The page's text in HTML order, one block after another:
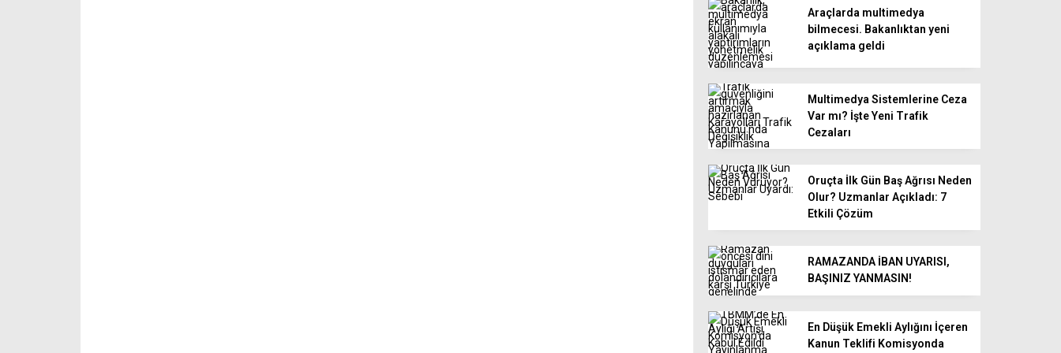
Araçlarda multimedya
bilmecesi. Bakanlıktan yeni
açıklama geldi
Multimedya Sistemlerine Ceza
Var mı? İşte Yeni Trafik
Cezaları
Oruçta İlk Gün Baş Ağrısı Neden
Olur? Uzmanlar Açıkladı: 7
Etkili Çözüm
RAMAZANDA İBAN UYARISI,
BAŞINIZ YANMASIN!
En Düşük Emekli Aylığını İçeren
Kanun Teklifi Komisyonda